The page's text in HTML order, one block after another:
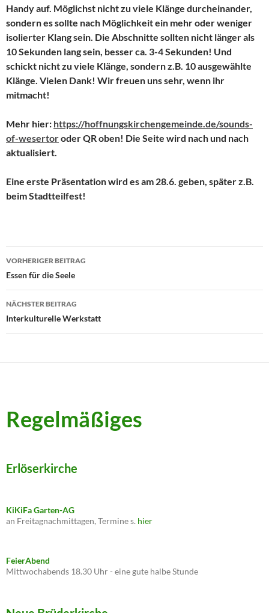
Handy auf. Möglichst nicht zu viele Klänge durcheinander,
sondern es sollte nach Möglichkeit ein mehr oder weniger
isolierter Klang sein. Die Abschnitte sollten nicht länger als
10 Sekunden lang sein, besser ca. 3-4 Sekunden! Und
schickt nicht zu viele Klänge, sondern z.B. 10 ausgewählte
Klänge. Vielen Dank! Wir freuen uns sehr, wenn ihr
mitmacht!
Mehr hier: https://hoffnungskirchengemeinde.de/sounds-
of-wesertoroder QR oben! Die Seite wird nach und nach
aktualisiert.
Eine erste Präsentation wird es am 28.6. geben, später z.B.
beim Stadtteilfest!
Beitragsnavigation
VORHERIGER BEITRAG
Essen für die Seele
NÄCHSTER BEITRAG
Interkulturelle Werkstatt
Regelmäßiges
Erlöserkirche
KiKiFa Garten-AG
an Freitagnachmittagen, Termine s. hier
FeierAbend
Mittwochabends 18.30 Uhr - eine gute halbe Stunde